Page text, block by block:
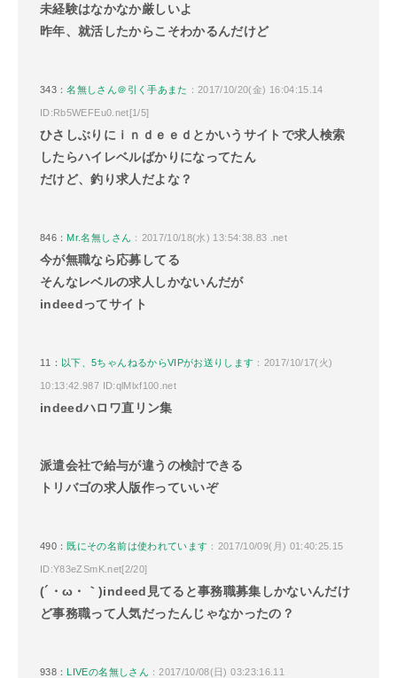
未経験はなかなか厳しいよ
昨年、就活したからこそわかるんだけど
343：名無しさん＠引く手あまた ：2017/10/20(金) 16:04:15.14
ID:Rb5WEFEu0.net[1/5]
ひさしぶりにｉｎｄｅｅｄとかいうサイトで求人検索
したらハイレベルばかりになってたん
だけど、釣り求人だよな？
846： Mr.名無しさん ：2017/10/18(水) 13:54:38.83 .net
今が無職なら応募してる
そんなレベルの求人しかないんだが
indeedってサイト
11： 以下、5ちゃんねるからVIPがお送りします ：2017/10/17(火)
10:13:42.987 ID:qlMlxf100.net
indeedハロワ直リン集
派遣会社で給与が違うの検討できる
トリバゴの求人版作っていいぞ
490： 既にその名前は使われています ：2017/10/09(月) 01:40:25.15
ID:Y83eZSmK.net[2/20]
(´・ω・｀)indeed見てると事務職募集しかないんだけ
ど事務職って人気だったんじゃなかったの？
938： LIVEの名無しさん ：2017/10/08(日) 03:23:16.11